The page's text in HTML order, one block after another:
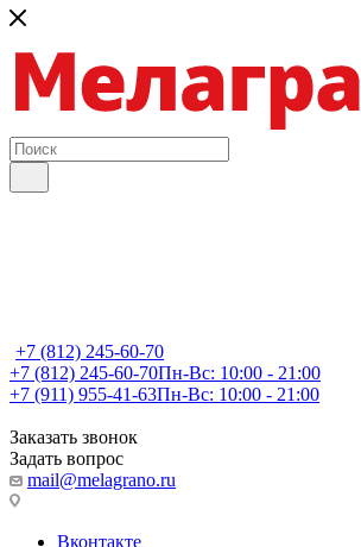
+7 (812) 245-60-70
+7 (812) 245-60-70Пн-Вс: 10:00 - 21:00
+7 (911) 955-41-63Пн-Вс: 10:00 - 21:00
Заказать звонок
Задать вопрос
mail@melagrano.ru
Вконтакте